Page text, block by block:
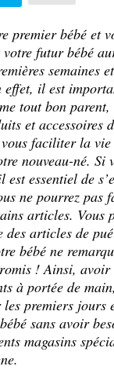
premier bébé et
votre futur bébé
semaines
effet, il est
tout bon parent,
et accessoires
faciliter la vie
nouveau-né. Si
essentiel de
ne pourrez pas
articles. Vous
des articles de
bébé ne
! Ainsi, avoir
à portée de
premiers jours
sans avoir
magasins